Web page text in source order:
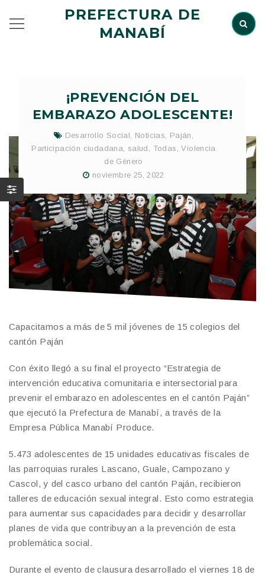
PREFECTURA DE
MANABÍ
¡PREVENCIÓN DEL
EMBARAZO ADOLESCENTE!
Desarrollo Social, Noticias, Paján ,
Participación ciudadana, salud , Todas ,Violencia
de Género
noviembre 25, 2022
Capacitamos a más de 5 mil jóvenes de 15 colegios del
cantón Paján
Con éxito llegó a su final el proyecto “Estrategia de
intervención educativa comunitaria e intersectorial para
prevenir el embarazo en adolescentes en el cantón Paján”
que ejecutó la Prefectura de Manabí, a través de la
Empresa Pública Manabí Produce.
5.473 adolescentes de 15 unidades educativas fiscales de
las parroquias rurales Lascano, Guale, Campozano y
Cascol, y del casco urbano del cantón Paján, recibieron
talleres de educación sexual integral. Esto como estrategia
para aumentar sus capacidades para decidir y desarrollar
planes de vida que contribuyan a la prevención de esta
problemática social.
Durante el evento de clausura desarrollado el viernes 18 de